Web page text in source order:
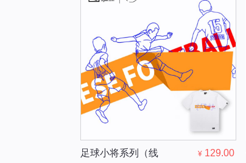
足球小将系列（线
¥ 129.00